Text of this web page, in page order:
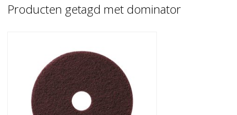
Producten getagd met dominator